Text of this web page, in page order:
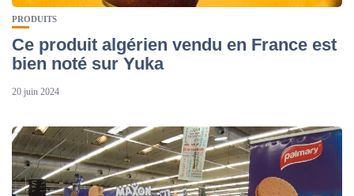
PRODUITS
Ce produit algérien vendu en France est
bien noté sur Yuka
20 juin 2024